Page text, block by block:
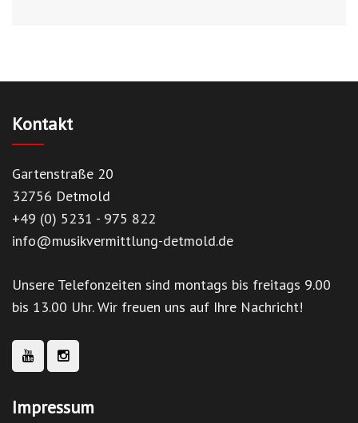
Kontakt
Gartenstraße 20
32756 Detmold
+49 (0) 5231 - 975 822
info@musikvermittlung-detmold.de
Unsere Telefonzeiten sind montags bis freitags 9.00
bis 13.00 Uhr. Wir freuen uns auf Ihre Nachricht!
Impressum